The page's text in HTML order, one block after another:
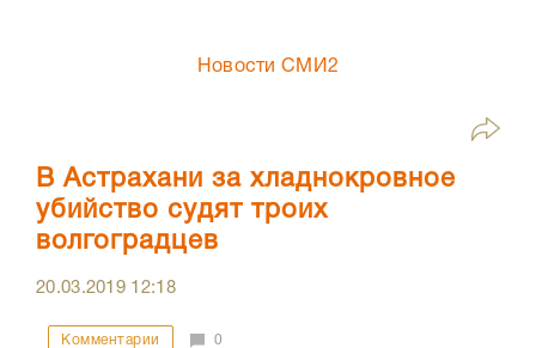
Новости СМИ2
В Астрахани за хладнокровное
убийство судят троих
волгоградцев
20.03.2019 12:18
Комментарии 0